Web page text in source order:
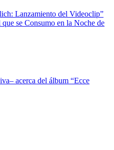
Lanzamiento del Videoclip”
se Consumo en la Noche de
acerca del álbum “Ecce